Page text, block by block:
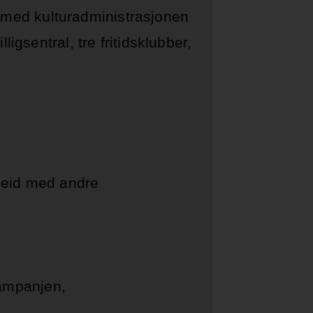
kulturadministrasjonen
tre fritidsklubber,
med andre